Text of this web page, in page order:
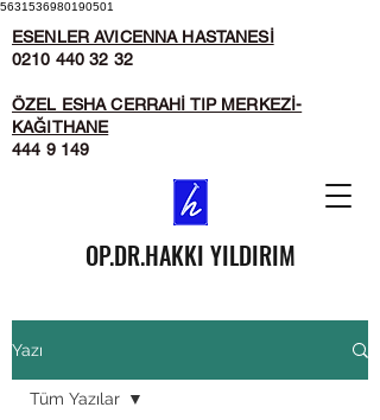
5631536980190501
OP.DR.HAKKI YILDIRIM
ESENLER AVICENNA HASTANESİ
0210 440 32 32
ÖZEL ESHA CERRAHİ TIP MERKEZİ-
KAĞITHANE
444 9 149
Yazı
Tüm Yazılar